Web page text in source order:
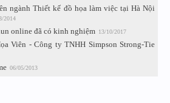
ngành Thiết kế đồ họa làm việc tại Hà Nội
2014
online đã có kinh nghiệm 13/10/2017
Viên - Công ty TNHH Simpson Strong-Tie
06/05/2013